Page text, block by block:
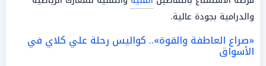
والدرامية بجودة عالية.
«صراع العاطفة والقوة».. كواليس رحلة علي كلاي في
الأسواق